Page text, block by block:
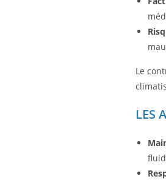
Le
LES